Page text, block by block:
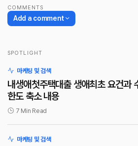
COMMENTS
Add a comment
SPOTLIGHT
마케팅 및 검색
내생애첫주택대출 생애최초 요건과
한도 축소 내용
7 Min Read
마케팅 및 검색